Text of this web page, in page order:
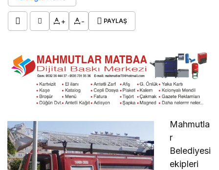
+ - PAYLAŞ
Mahmutla
r
Belediyesi
ekipleri